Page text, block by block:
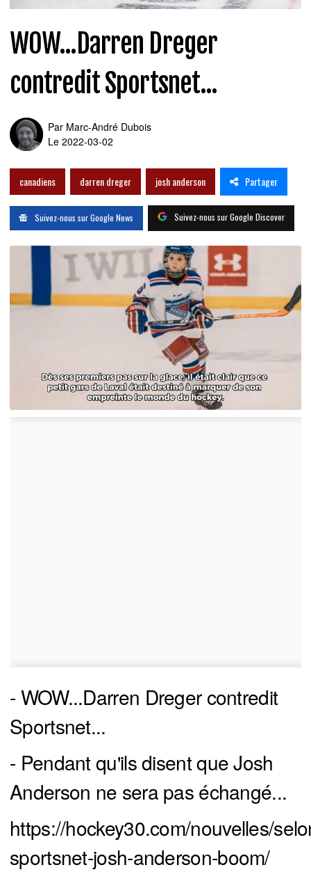
WOW...Darren Dreger
contredit Sportsnet...
Par Marc-André Dubois
Le 2022-03-02
canadiens darren dreger josh anderson Partager
Suivez-nous sur Google News Suivez-nous sur Google Discover
- WOW...Darren Dreger contredit
Sportsnet...
- Pendant qu'ils disent que Josh
Anderson ne sera pas échangé...
https://hockey30.com/nouvelles/
sportsnet-josh-anderson-boom/